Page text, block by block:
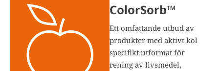
ColorSorb™
Ett omfattande utbud av
produkter med aktivt kol
specifikt utformat för
rening av livsmedel,